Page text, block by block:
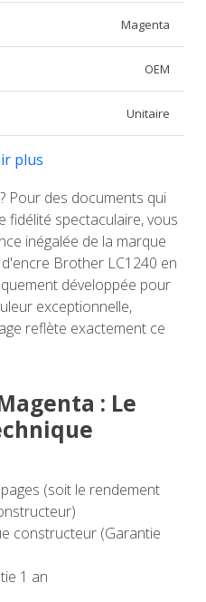
Magenta
OEM
Unitaire
plus
Pour des documents qui
fidélité spectaculaire, vous
inégalée de la marque
Brother LC1240 en
développée pour
exceptionnelle,
reflète exactement ce
: Le
(soit le rendement
constructeur (Garantie
1 an